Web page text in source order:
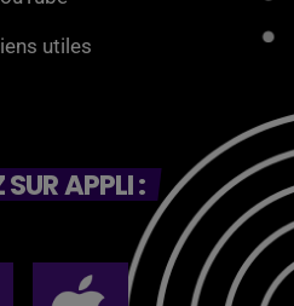
utiles
SUR APPLI :